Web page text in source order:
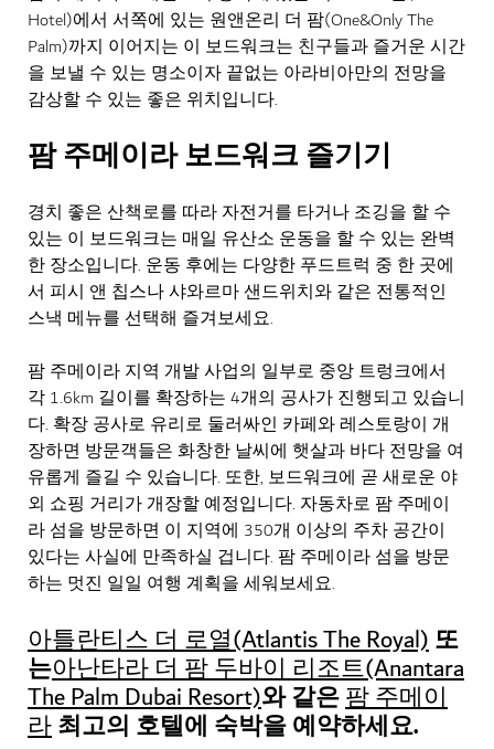
Hotel)에서 서쪽에 있는 원앤온리 더 팜(One&Only The
Palm)까지 이어지는 이 보드워크는 친구들과 즐거운 시간
을 보낼 수 있는 명소이자 끝없는 아라비아만의 전망을
감상할 수 있는 좋은 위치입니다.
팜 주메이라 보드워크 즐기기
경치 좋은 산책로를 따라 자전거를 타거나 조깅을 할 수
있는 이 보드워크는 매일 유산소 운동을 할 수 있는 완벽
한 장소입니다. 운동 후에는 다양한 푸드트럭 중 한 곳에
서 피시 앤 칩스나 샤와르마 샌드위치와 같은 전통적인
스낵 메뉴를 선택해 즐겨보세요.
팜 주메이라 지역 개발 사업의 일부로 중앙 트렁크에서
각 1.6km 길이를 확장하는 4개의 공사가 진행되고 있습니
다. 확장 공사로 유리로 둘러싸인 카페와 레스토랑이 개
장하면 방문객들은 화창한 날씨에 햇살과 바다 전망을 여
유롭게 즐길 수 있습니다. 또한, 보드워크에 곧 새로운 야
외 쇼핑 거리가 개장할 예정입니다. 자동차로 팜 주메이
라 섬을 방문하면 이 지역에 350개 이상의 주차 공간이
있다는 사실에 만족하실 겁니다. 팜 주메이라 섬을 방문
하는 멋진 일일 여행 계획을 세워보세요.
아틀란티스 더 로열(Atlantis The Royal)또
는아난타라 더 팜 두바이 리조트(Anantara
The Palm Dubai Resort)와 같은팜 주메이
라최고의 호텔에 숙박을 예약하세요.